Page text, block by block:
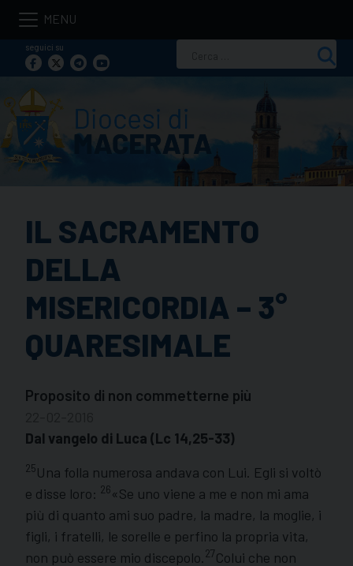
Skip
contentseguici su
per:
IL SACRAMENTO
DELLA
MISERICORDIA – 3°
QUARESIMALE
Proposito di non commetterne più
Dal vangelo di Luca (Lc 14,25-33)
25Una folla numerosa andava con Lui. Egli si voltò
e disse loro: 26«Se uno viene a me e non mi ama
più di quanto ami suo padre, la madre, la moglie, i
figli, i fratelli, le sorelle e perfino la propria vita,
non può essere mio discepolo.27Colui che non